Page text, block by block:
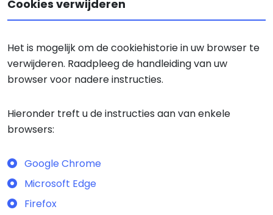
Cookies verwijderen
Het is mogelijk om de cookiehistorie in uw browser te
verwijderen. Raadpleeg de handleiding van uw
browser voor nadere instructies.
Hieronder treft u de instructies aan van enkele
browsers:
Google Chrome
Microsoft Edge
Firefox